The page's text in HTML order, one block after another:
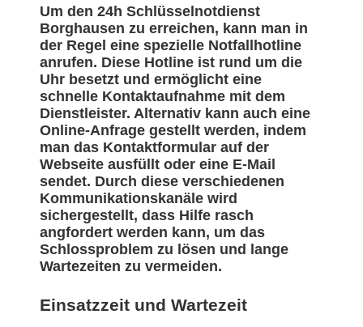
Um den 24h Schlüsselnotdienst
Borghausen zu erreichen, kann man in
der Regel eine spezielle Notfallhotline
anrufen. Diese Hotline ist rund um die
Uhr besetzt und ermöglicht eine
schnelle Kontaktaufnahme mit dem
Dienstleister. Alternativ kann auch eine
Online-Anfrage gestellt werden, indem
man das Kontaktformular auf der
Webseite ausfüllt oder eine E-Mail
sendet. Durch diese verschiedenen
Kommunikationskanäle wird
sichergestellt, dass Hilfe rasch
angfordert werden kann, um das
Schlossproblem zu lösen und lange
Wartezeiten zu vermeiden.
Einsatzzeit und Wartezeit